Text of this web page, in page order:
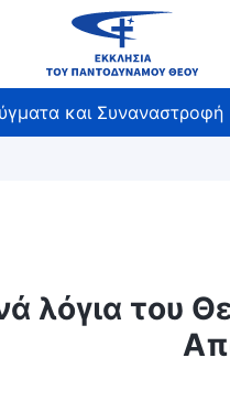
και Συναναστροφή
και αυτό που Αυτός
λόγια του